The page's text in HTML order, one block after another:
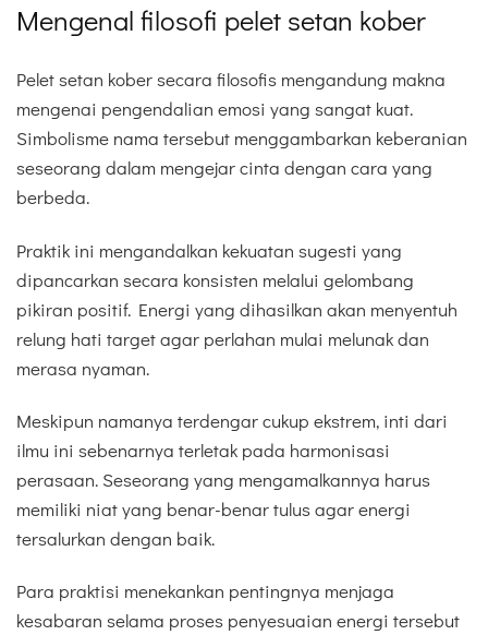
Mengenal filosofi pelet setan kober
Pelet setan kober secara filosofis mengandung makna
mengenai pengendalian emosi yang sangat kuat.
Simbolisme nama tersebut menggambarkan keberanian
seseorang dalam mengejar cinta dengan cara yang
berbeda.
Praktik ini mengandalkan kekuatan sugesti yang
dipancarkan secara konsisten melalui gelombang
pikiran positif. Energi yang dihasilkan akan menyentuh
relung hati target agar perlahan mulai melunak dan
merasa nyaman.
Meskipun namanya terdengar cukup ekstrem, inti dari
ilmu ini sebenarnya terletak pada harmonisasi
perasaan. Seseorang yang mengamalkannya harus
memiliki niat yang benar-benar tulus agar energi
tersalurkan dengan baik.
Para praktisi menekankan pentingnya menjaga
kesabaran selama proses penyesuaian energi tersebut